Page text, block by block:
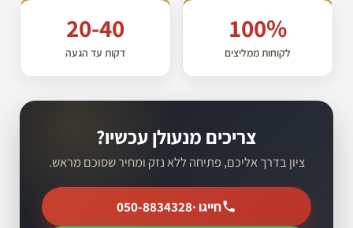
100%
לקוחות ממליצים
20-40
דקות עד הגעה
צריכים מנעולן עכשיו?
ציון בדרך אליכם, פתיחה ללא נזק ומחיר שסוכם מראש.
חייגו ·050-8834328